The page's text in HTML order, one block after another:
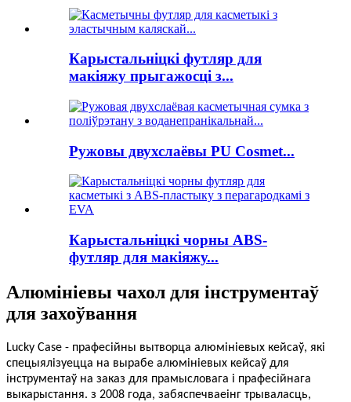
Карыстальніцкі футляр для
макіяжу прыгажосці з...
Ружовы двухслаёвы PU Cosmet...
Карыстальніцкі чорны ABS-
футляр для макіяжу...
Алюмініевы чахол для інструментаў
для захоўвання
Lucky Case - прафесійны вытворца алюмініевых кейсаў, які
спецыялізуецца на вырабе алюмініевых кейсаў для
інструментаў на заказ для прамысловага і прафесійнага
выкарыстання. з 2008 года, забяспечваеінг трываласць,